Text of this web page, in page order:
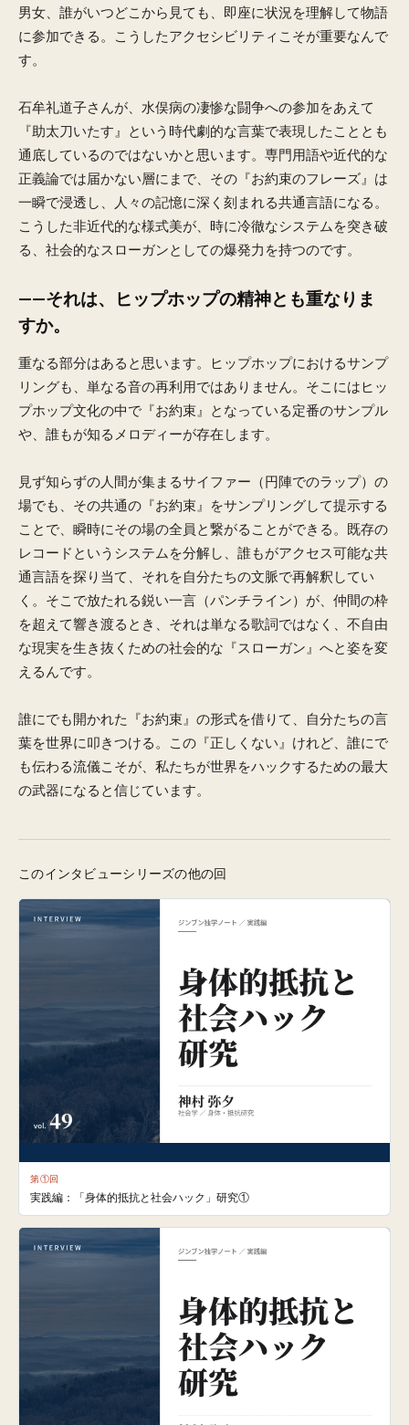
男女、誰がいつどこから見ても、即座に状況を理解して物語
に参加できる。こうしたアクセシビリティこそが重要なんで
す。
石牟礼道子さんが、水俣病の凄惨な闘争への参加をあえて
『助太刀いたす』という時代劇的な言葉で表現したこととも
通底しているのではないかと思います。専門用語や近代的な
正義論では届かない層にまで、その『お約束のフレーズ』は
一瞬で浸透し、人々の記憶に深く刻まれる共通言語になる。
こうした非近代的な様式美が、時に冷徹なシステムを突き破
る、社会的なスローガンとしての爆発力を持つのです。
——それは、ヒップホップの精神とも重なりま
すか。
重なる部分はあると思います。ヒップホップにおけるサンプ
リングも、単なる音の再利用ではありません。そこにはヒッ
プホップ文化の中で『お約束』となっている定番のサンプル
や、誰もが知るメロディーが存在します。
見ず知らずの人間が集まるサイファー（円陣でのラップ）の
場でも、その共通の『お約束』をサンプリングして提示する
ことで、瞬時にその場の全員と繋がることができる。既存の
レコードというシステムを分解し、誰もがアクセス可能な共
通言語を探り当て、それを自分たちの文脈で再解釈してい
く。そこで放たれる鋭い一言（パンチライン）が、仲間の枠
を超えて響き渡るとき、それは単なる歌詞ではなく、不自由
な現実を生き抜くための社会的な『スローガン』へと姿を変
えるんです。
誰にでも開かれた『お約束』の形式を借りて、自分たちの言
葉を世界に叩きつける。この『正しくない』けれど、誰にで
も伝わる流儀こそが、私たちが世界をハックするための最大
の武器になると信じています。
このインタビューシリーズの他の回
第①回
実践編：「身体的抵抗と社会ハック」研究①